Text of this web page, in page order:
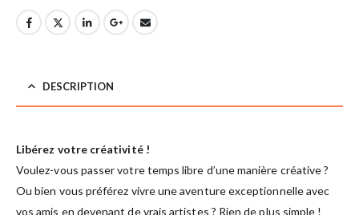
DESCRIPTION
Libérez votre créativité !
Voulez-vous passer votre temps libre d’une manière créative ?
Ou bien vous préférez vivre une aventure exceptionnelle avec
vos amis en devenant de vrais artistes ? Rien de plus simple !